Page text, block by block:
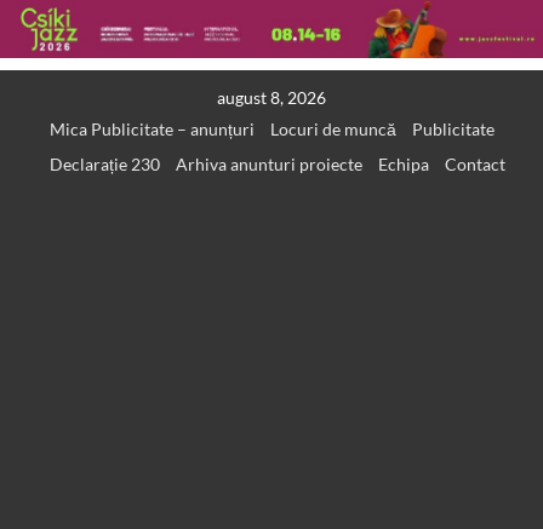
august 8, 2026
Mica Publicitate – anunțuri
Locuri de muncă
Publicitate
Declarație 230
Arhiva anunturi proiecte Echipa Contact